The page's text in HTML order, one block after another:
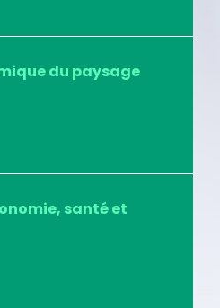
du paysage
santé et